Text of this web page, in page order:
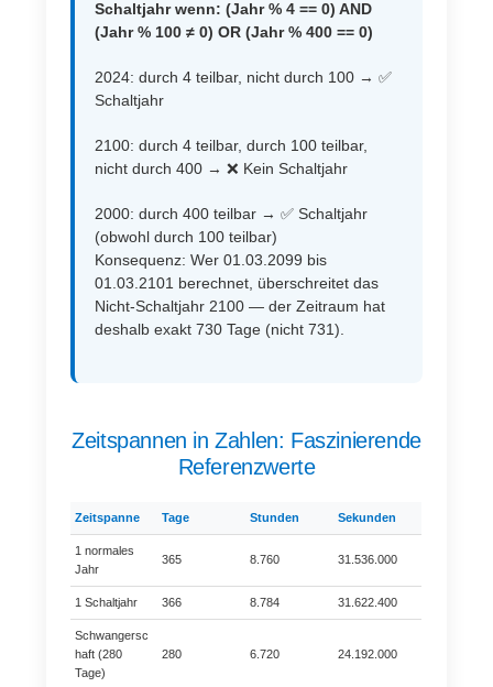
Schaltjahr wenn: (Jahr % 4 == 0) AND
(Jahr % 100 ≠ 0) OR (Jahr % 400 == 0)
2024: durch 4 teilbar, nicht durch 100 → ✅
Schaltjahr
2100: durch 4 teilbar, durch 100 teilbar,
nicht durch 400 → ❌ Kein Schaltjahr
2000: durch 400 teilbar → ✅ Schaltjahr
(obwohl durch 100 teilbar)
Konsequenz: Wer 01.03.2099 bis
01.03.2101 berechnet, überschreitet das
Nicht-Schaltjahr 2100 — der Zeitraum hat
deshalb exakt 730 Tage (nicht 731).
Zeitspannen in Zahlen: Faszinierende
Referenzwerte
Zeitspanne Tage Stunden Sekunden
1 normales
Jahr
365 8.760 31.536.000
1 Schaltjahr 366 8.784 31.622.400
Schwangersc
haft (280
Tage)
280 6.720 24.192.000